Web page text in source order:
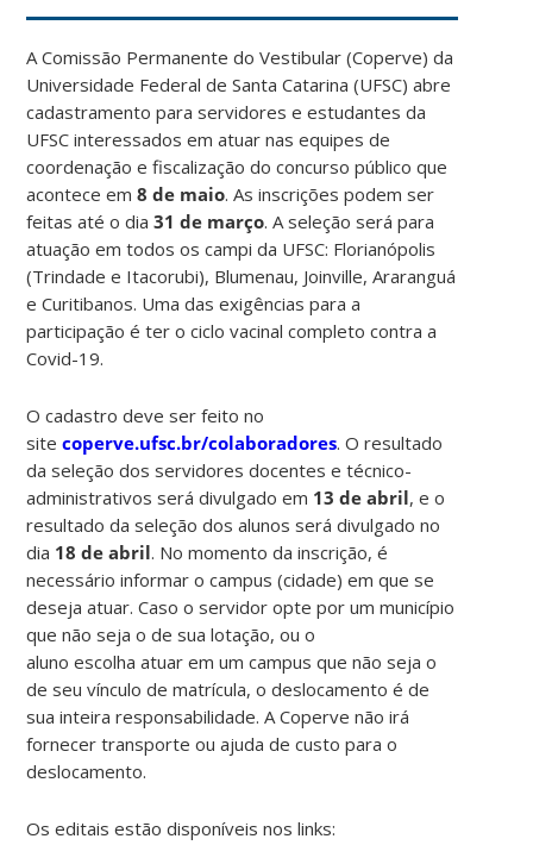
A Comissão Permanente do Vestibular (Coperve) da
Universidade Federal de Santa Catarina (UFSC) abre
cadastramento para servidores e estudantes da
UFSC interessados em atuar nas equipes de
coordenação e fiscalização do concurso público que
acontece em8 de maio. As inscrições podem ser
feitas até o dia31 de março. A seleção será para
atuação em todos os campi da UFSC: Florianópolis
(Trindade e Itacorubi), Blumenau, Joinville, Araranguá
e Curitibanos. Uma das exigências para a
participação é ter o ciclo vacinal completo contra a
Covid-19.
O cadastro deve ser feito no
sitecoperve.ufsc.br/colaboradores. O resultado
da seleção dos servidores docentes e técnico-
administrativos será divulgado em 13 de abril, e o
resultado da seleção dos alunos será divulgado no
dia 18 de abril. No momento da inscrição, é
necessário informar o campus (cidade) em que se
deseja atuar. Caso o servidor opte por um município
que não seja o de sua lotação, ou o
aluno escolha atuar em um campus que não seja o
de seu vínculo de matrícula, o deslocamento é de
sua inteira responsabilidade. A Coperve não irá
fornecer transporte ou ajuda de custo para o
deslocamento.
Os editais estão disponíveis nos links: